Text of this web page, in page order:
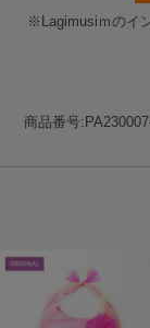
※Lagimusiｍのイ
商品番号